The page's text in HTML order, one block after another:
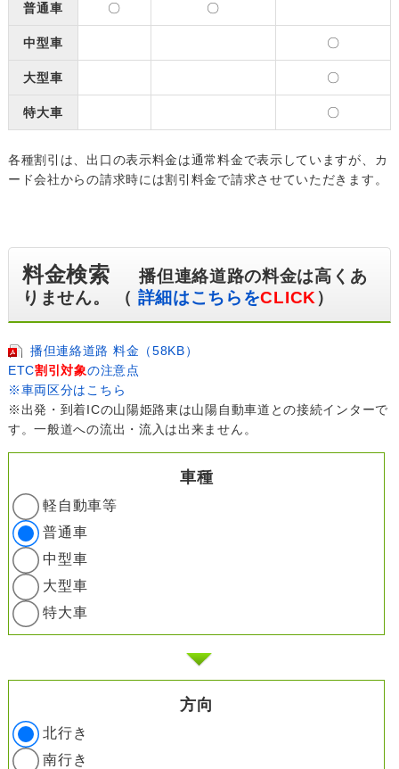
普通車 〇 〇
中型車 〇
大型車 〇
特大車 〇
各種割引は、出口の表示料金は通常料金で表示していますが、カ
ード会社からの請求時には割引料金で請求させていただきます。
料金検索播但連絡道路の料金は高くあ
りません。 （ 詳細はこちらをCLICK ）
播但連絡道路 料金（58KB）
ETC割引対象の注意点
※車両区分はこちら
※出発・到着ICの山陽姫路東は山陽自動車道との接続インターで
す。一般道への流出・流入は出来ません。
車種
軽自動車等
普通車
中型車
大型車
特大車
方向
北行き
南行き